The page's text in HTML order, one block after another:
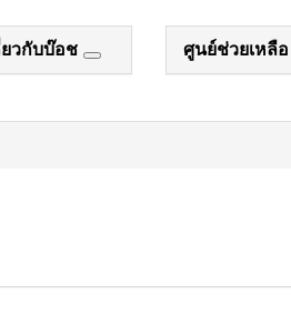
ยวกับบ๊อช ศูนย์ช่วยเหลือ